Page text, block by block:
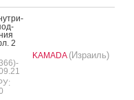
2
KAMADA (Израиль)